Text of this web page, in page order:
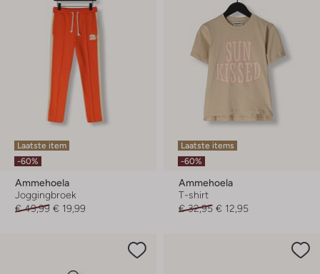
Laatste item
-60%
Ammehoela
Joggingbroek
€ 49,99 € 19,99
Laatste items
-60%
Ammehoela
T-shirt
€ 32,95 € 12,95